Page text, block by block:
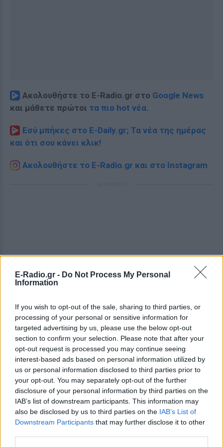
E-Radio.gr - Do Not Process My Personal
Information
If you wish to opt-out of the sale, sharing to third parties, or
processing of your personal or sensitive information for
targeted advertising by us, please use the below opt-out
section to confirm your selection. Please note that after your
opt-out request is processed you may continue seeing
interest-based ads based on personal information utilized by
us or personal information disclosed to third parties prior to
your opt-out. You may separately opt-out of the further
disclosure of your personal information by third parties on the
IAB’s list of downstream participants. This information may
also be disclosed by us to third parties on the IAB’s List of
Downstream Participants that may further disclose it to other
Ακολουθήστε το E-Radio.gr στο Google News
και μάθετε πρώτοι τα πιο hot νέα.
Εσύ μπήκες στο E-Daily.gr; Τα νέα της ημέρας
και ότι σου κάνει κλικ!
Ακολουθήστε το E-Radio.gr και στο Instagram
ΔΕΙΤΕ ΕΠΙΣΗΣ